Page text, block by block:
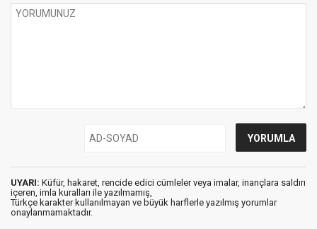
UYARI: Küfür, hakaret, rencide edici cümleler veya imalar, inançlara saldırı
içeren, imla kuralları ile yazılmamış,
Türkçe karakter kullanılmayan ve büyük harflerle yazılmış yorumlar
onaylanmamaktadır.